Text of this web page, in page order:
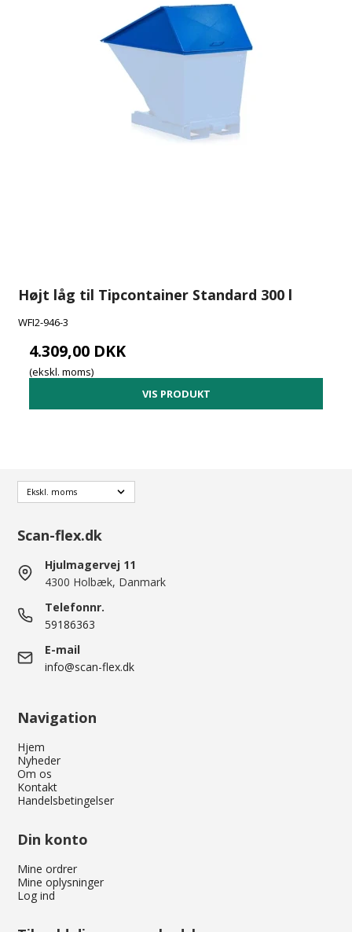
Højt låg til Tipcontainer Standard 300 l
WFI2-946-3
4.309,00 DKK
(ekskl. moms)
VIS PRODUKT
Scan-flex.dk
Hjulmagervej 11
4300 Holbæk, Danmark
Telefonnr.
59186363
E-mail
info@scan-flex.dk
Navigation
Hjem
Nyheder
Om os
Kontakt
Handelsbetingelser
Din konto
Mine ordrer
Mine oplysninger
Log ind